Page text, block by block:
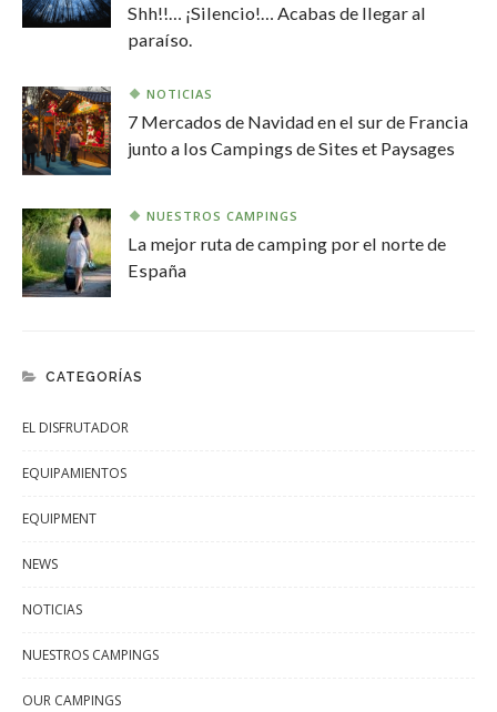
Shh!!… ¡Silencio!… Acabas de llegar al
paraíso.
NOTICIAS
7 Mercados de Navidad en el sur de Francia
junto a los Campings de Sites et Paysages
NUESTROS CAMPINGS
La mejor ruta de camping por el norte de
España
CATEGORÍAS
EL DISFRUTADOR
EQUIPAMIENTOS
EQUIPMENT
NEWS
NOTICIAS
NUESTROS CAMPINGS
OUR CAMPINGS